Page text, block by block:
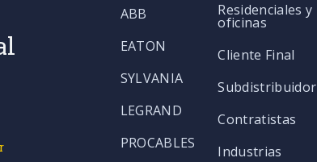
ABB
EATON
SYLVANIA
LEGRAND
PROCABLES
Residenciales y
oficinas
Cliente Final
Subdistribuidor
Contratistas
Industrias